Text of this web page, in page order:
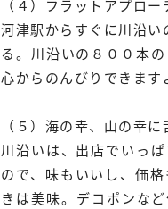
（４）フラットアプロ
河津駅からすぐに川沿い
る。川沿いの８００本
心からのんびりできます
（５）海の幸、山の幸に
川沿いは、出店でいっ
ので、味もいいし、価
きは美味。デコポンな